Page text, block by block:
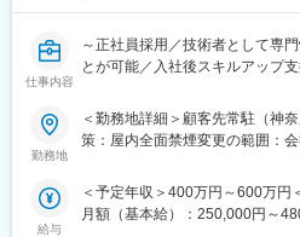
業展開を行っています。
M＆A、プロジェクト工事の受注
上がりで業績が上がり、ついに
た。
15名の社長確保を掲げておりま
1978年、福岡市西区でスタート
格取得と1989年の生コン協同組
仕事内容
～正社員採用／技術者として専
とが可能／入社後スキルアップ
■業務内容：
価を担当いただくことを想定し
＜具体的な業務内容＞
勤務地
＜勤務地詳細＞顧客先常駐（神
策：屋内全面禁煙変更の範囲：
給与
＜予定年収＞400万円～600万円
月額（基本給）：250,000円～